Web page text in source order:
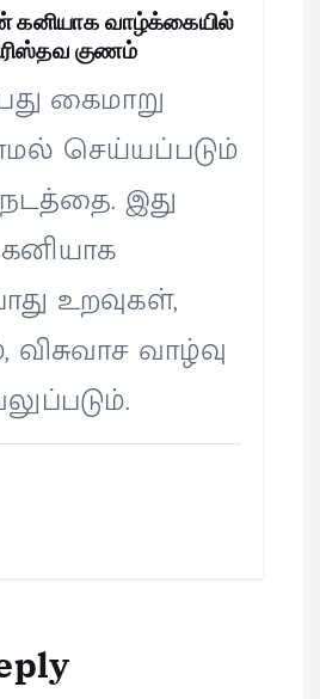
கனியாக வாழ்க்கையில்
குணம்
கைமாறு
செய்யப்படும்
இது
உறவுகள்,
வாழ்வு